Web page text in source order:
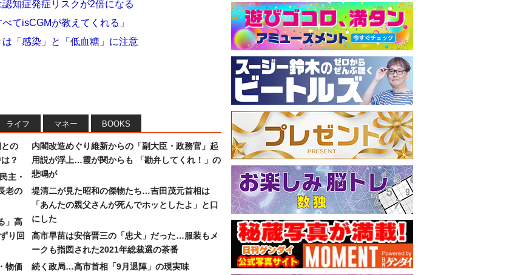
知症発症リスクが2倍になる
てisCGMが教えてくれる」
「感染」と「低血糖」に注意
ライフ マネー BOOKS
の
？
主・
老の
」高
り回
物価
内閣改造めぐり維新からの「副大臣・政務官」起
用説が浮上…霞が関からも 「勘弁してくれ！」の
悲鳴が
堤清二が見た昭和の傑物たち…吉田茂元首相は
「あんたの親父さんが死んでホッとしたよ」と口
にした
高市早苗は安倍晋三の「忠犬」だった…服装もメ
ークも指図された2021年総裁選の茶番
続く政局…高市首相「9月退陣」の現実味